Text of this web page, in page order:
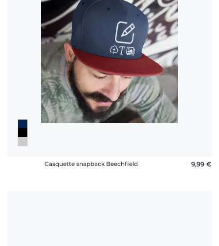
Casquette snapback Beechfield 9,99 €